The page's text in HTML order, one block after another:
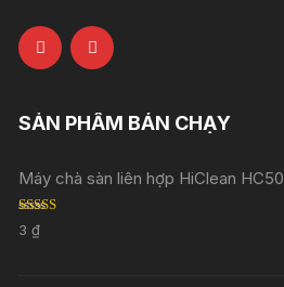
SẢN PHẨM BÁN CHẠY
Máy chà sàn liên hợp HiClean
Rated
out of 5
3₫